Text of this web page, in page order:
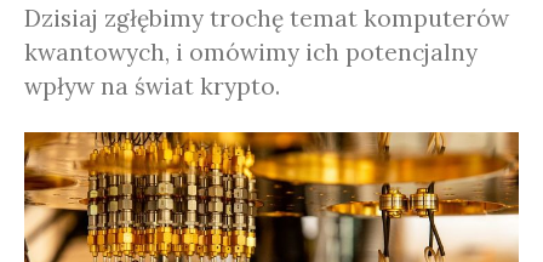
Dzisiaj zgłębimy trochę temat komputerów
kwantowych, i omówimy ich potencjalny
wpływ na świat krypto.